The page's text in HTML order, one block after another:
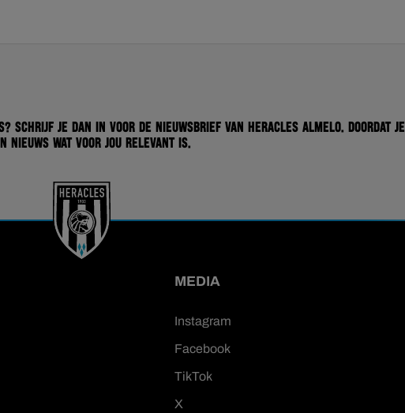
Schrijf je dan in voor de nieuwsbrief van Heracles Almelo. Doordat je
nieuws wat voor jou relevant is.
MEDIA
Instagram
Facebook
TikTok
X